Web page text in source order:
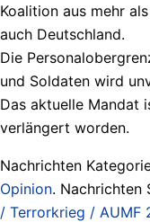
Koalition aus mehr
auch Deutschland.
Die
und Soldaten wird
Das aktuelle Mandat
verlängert worden.
Nachrichten
Opinion. Nachrichten
/ Terrorkrieg / AUMF